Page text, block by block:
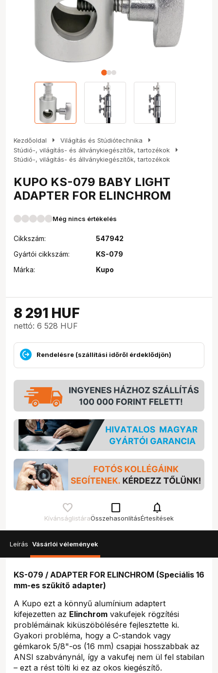
Kezdőoldal arrow_right Világítás és Stúdiótechnika arrow_right
Stúdió-, világítás- és állványkiegészítők, tartozékok arrow_right
Stúdió-, világítás- és állványkiegészítők, tartozékok
KUPO KS-079 BABY LIGHT
ADAPTER FOR ELINCHROM
Még nincs értékelés
Cikkszám:
547942
Gyártói cikkszám:
KS-079
Márka:
Kupo
8 291 HUF
nettó: 6 528 HUF
Rendelésre (szállítási időről érdeklődjön)
Kívánságlistára
check_box_outline_blank
Összehasonlítás
notifications
Értesítések
Leírás Vásárlói vélemények
KS-079 / ADAPTER FOR ELINCHROM (Speciális 16
mm-es szűkítő adapter)
A Kupo ezt a könnyű alumínium adaptert
kifejezetten az Elinchrom vakufejek rögzítési
problémáinak kiküszöbölésére fejlesztette ki.
Gyakori probléma, hogy a C-standok vagy
gémkarok 5/8"-os (16 mm) csapjai hosszabbak az
ANSI szabványnál, így a vakufej nem ül fel stabilan
– ezt a rést tölti ki ez az okos kiegészítő.